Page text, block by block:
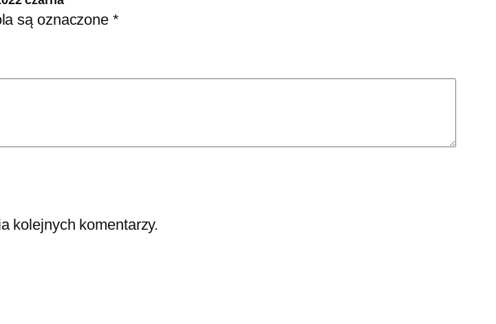
są oznaczone *
kolejnych komentarzy.